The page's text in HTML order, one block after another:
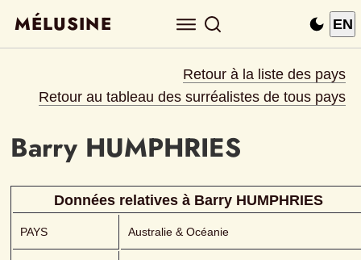
MÉLUSINE EN
Retour à la liste des pays
Retour au tableau des surréalistes de tous pays
Barry HUMPHRIES
Données relatives à Barry HUMPHRIES
PAYS Australie & Océanie